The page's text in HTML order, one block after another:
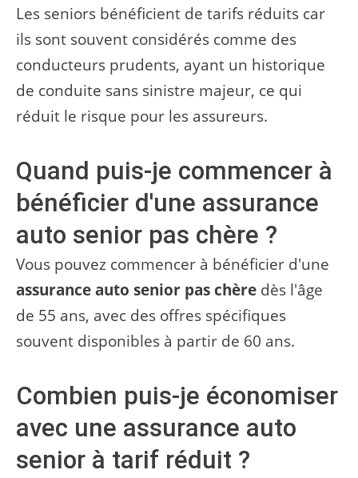
Les seniors bénéficient de tarifs réduits car
ils sont souvent considérés comme des
conducteurs prudents, ayant un historique
de conduite sans sinistre majeur, ce qui
réduit le risque pour les assureurs.
Quand puis-je commencer à
bénéficier d'une assurance
auto senior pas chère ?
Vous pouvez commencer à bénéficier d'une
assurance auto senior pas chère dès l'âge
de 55 ans, avec des offres spécifiques
souvent disponibles à partir de 60 ans.
Combien puis-je économiser
avec une assurance auto
senior à tarif réduit ?